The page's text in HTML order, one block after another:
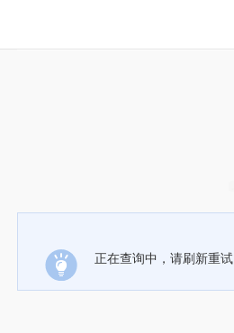
正在查询中，请刷新重试